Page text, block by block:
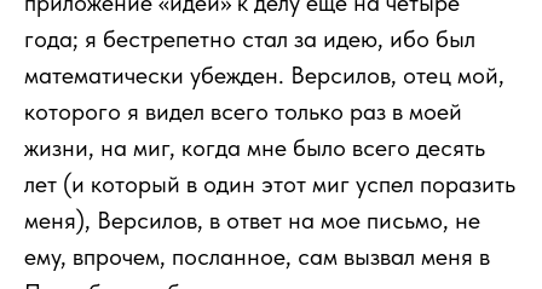
года; я бестрепетно стал за идею, ибо был
математически убежден. Версилов, отец мой,
которого я видел всего только раз в моей
жизни, на миг, когда мне было всего десять
лет (и который в один этот миг успел поразить
меня), Версилов, в ответ на мое письмо, не
ему, впрочем, посланное, сам вызвал меня в